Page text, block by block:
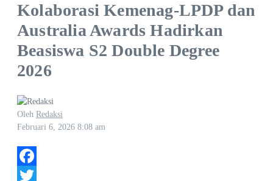
Kolaborasi Kemenag-LPDP dan
Australia Awards Hadirkan
Beasiswa S2 Double Degree
2026
Oleh Redaksi
Februari 6, 2026 8:08 am
Facebook